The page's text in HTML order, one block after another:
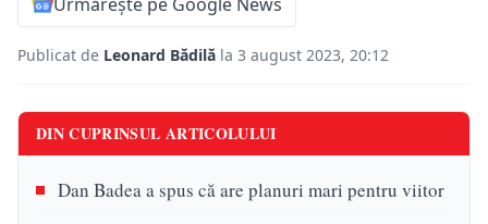
Publicat de Leonard Bădilă la 3 august 2023, 20:12
DIN CUPRINSUL ARTICOLULUI
Dan Badea a spus că are planuri mari pentru viitor